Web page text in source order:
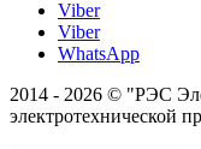
Viber
Viber
WhatsApp
2014 - 2026 © "РЭС
электротехнической